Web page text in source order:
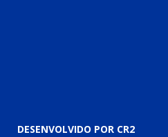
DESENVOLVIDO POR CR2